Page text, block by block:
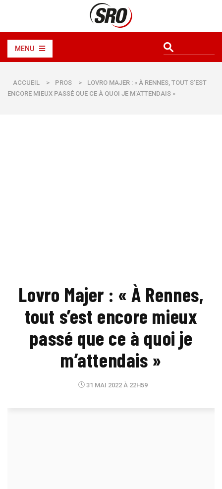
MENU
ACCUEIL > PROS >
LOVRO MAJER : « À RENNES, TOUT S’EST
ENCORE MIEUX PASSÉ QUE CE À QUOI JE M’ATTENDAIS »
Lovro Majer : « À Rennes,
tout s’est encore mieux
passé que ce à quoi je
m’attendais »
31 MAI 2022 À 22H59